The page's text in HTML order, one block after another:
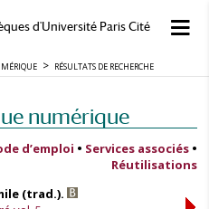
d'Université Paris Cité
RÉSULTATS DE RECHERCHE
numérique
d’emploi • Services associés •
Réutilisations
(trad.).